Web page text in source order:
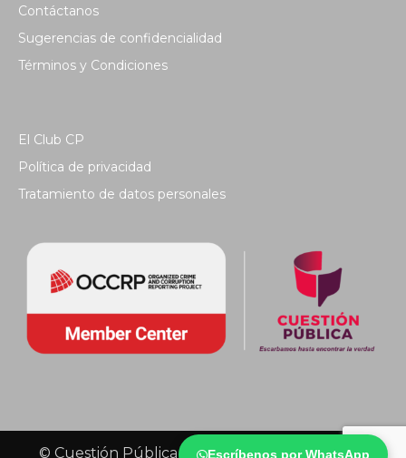
Escríbenos por WhatsApp
Contáctanos
Sugerencias de confidencialidad
Términos y Condiciones
El Club CP
Política de privacidad
Tratamiento de datos personales
© Cuestión Pública 2018 - Todos los derechos